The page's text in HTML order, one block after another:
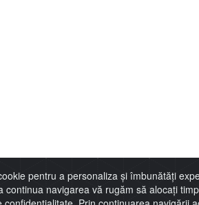
pentru a personaliza și îmbunătăți
continua navigarea vă rugăm să alocați